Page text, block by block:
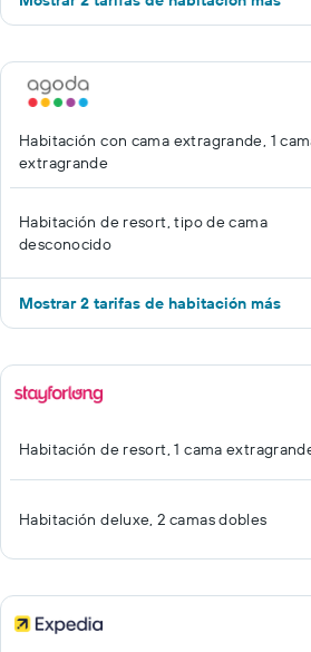
Habitación con cama extragrande, 1
extragrande
Habitación de resort, tipo de cama
desconocido
Mostrar 2 tarifas de habitación más
Habitación de resort, 1 cama
Habitación deluxe, 2 camas dobles